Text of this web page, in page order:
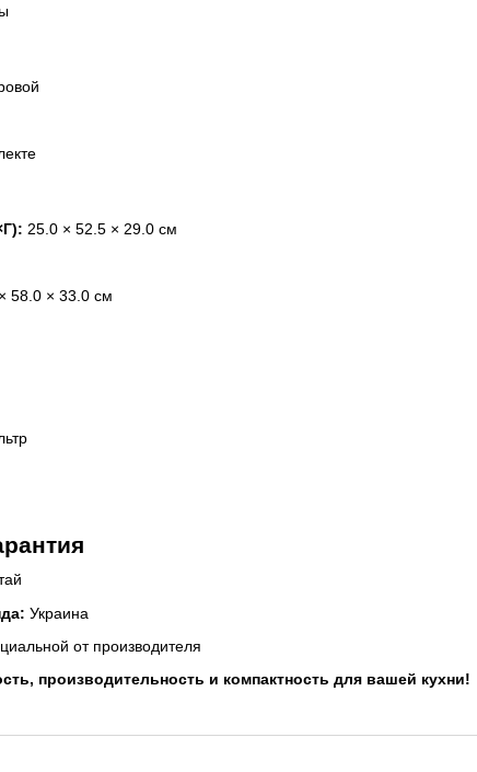
25.0 × 52.5 × 29.0 см
58.0 × 33.0 см
Украина
от производителя
производительность и компактность для вашей кухни!